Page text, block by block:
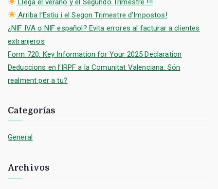
Llega el verano y el Segundo Trimestre !!!
Arriba l’Estiu i el Segon Trimestre d’Impostos!
¿NIF IVA o NIF español? Evita errores al facturar a clientes
extranjeros
Form 720: Key Information for Your 2025 Declaration
Deduccions en l’IRPF a la Comunitat Valenciana: Són
realment per a tu?
Categorías
General
Archivos